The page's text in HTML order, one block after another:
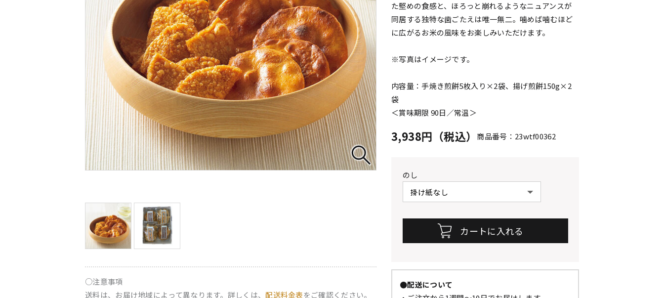
○注意事項
送料は、お届け地域によって異なります。詳しくは、配送料金表をご確認ください。
た堅めの食感と、ほろっと崩れるようなニュアンスが
同居する独特な歯ごたえは唯一無二。噛めば噛むほど
に広がるお米の風味をお楽しみいただけます。
※写真はイメージです。
内容量：手焼き煎餅5枚入り×2袋、揚げ煎餅150g×2
袋
＜賞味期限 90日／常温＞
3,938円（税込） 商品番号：23wtf00362
のし
●配送について